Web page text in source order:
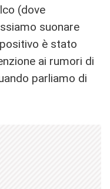
(dove
suonare
è stato
ai rumori di
parliamo di